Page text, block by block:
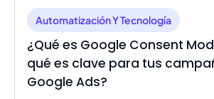
Automatización Y Tecnología
¿Qué es Google Consent
qué es clave para tus
Google Ads?